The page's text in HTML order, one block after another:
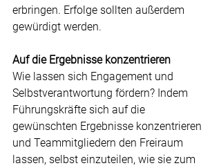
erbringen. Erfolge sollten außerdem
gewürdigt werden.
Auf die Ergebnisse konzentrieren
Wie lassen sich Engagement und
Selbstverantwortung fördern? Indem
Führungskräfte sich auf die
gewünschten Ergebnisse konzentrieren
und Teammitgliedern den Freiraum
lassen, selbst einzuteilen, wie sie zum